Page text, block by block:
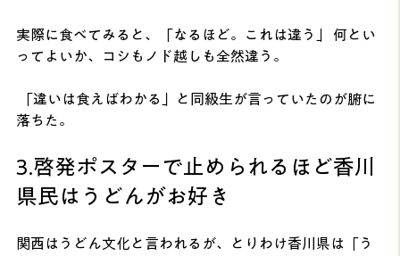
実際に食べてみると、「なるほど。これは違う」 何とい
ってよいか、コシもノド越しも全然違う。
落ちた。
3.啓発ポスターで止められるほど香川
県民はうどんがお好き
関西はうどん文化と言われるが、とりわけ香川県は「う